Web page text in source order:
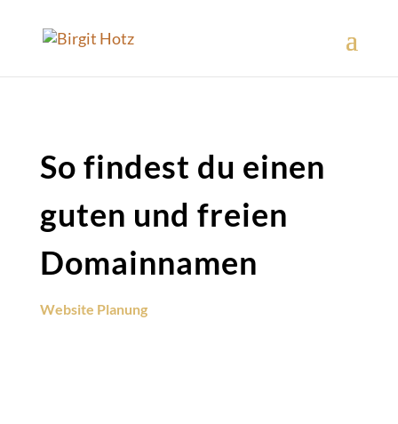
So findest du einen
guten und freien
Domainnamen
Website Planung